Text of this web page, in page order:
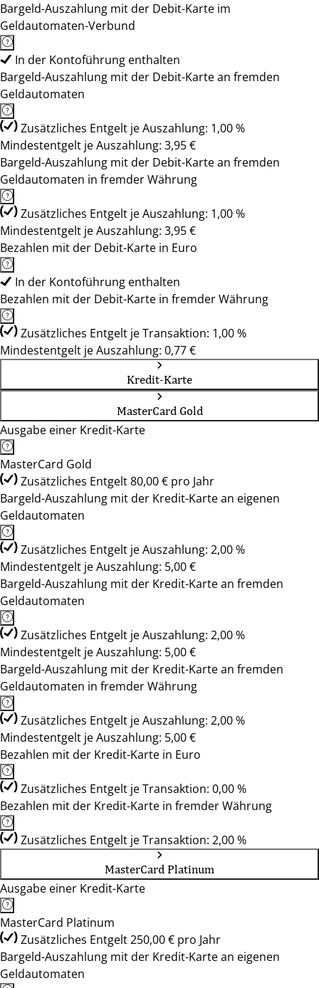
Bargeld-Auszahlung mit der Debit-Karte im
Geldautomaten-Verbund
In der Kontoführung enthalten
Bargeld-Auszahlung mit der Debit-Karte an fremden
Geldautomaten
Zusätzliches Entgelt je Auszahlung: 1,00 %
Mindestentgelt je Auszahlung: 3,95 €
Bargeld-Auszahlung mit der Debit-Karte an fremden
Geldautomaten in fremder Währung
Zusätzliches Entgelt je Auszahlung: 1,00 %
Mindestentgelt je Auszahlung: 3,95 €
Bezahlen mit der Debit-Karte in Euro
In der Kontoführung enthalten
Bezahlen mit der Debit-Karte in fremder Währung
Zusätzliches Entgelt je Transaktion: 1,00 %
Mindestentgelt je Auszahlung: 0,77 €
Kredit-Karte
MasterCard Gold
Ausgabe einer Kredit-Karte
MasterCard Gold
Zusätzliches Entgelt 80,00 € pro Jahr
Bargeld-Auszahlung mit der Kredit-Karte an eigenen
Geldautomaten
Zusätzliches Entgelt je Auszahlung: 2,00 %
Mindestentgelt je Auszahlung: 5,00 €
Bargeld-Auszahlung mit der Kredit-Karte an fremden
Geldautomaten
Zusätzliches Entgelt je Auszahlung: 2,00 %
Mindestentgelt je Auszahlung: 5,00 €
Bargeld-Auszahlung mit der Kredit-Karte an fremden
Geldautomaten in fremder Währung
Zusätzliches Entgelt je Auszahlung: 2,00 %
Mindestentgelt je Auszahlung: 5,00 €
Bezahlen mit der Kredit-Karte in Euro
Zusätzliches Entgelt je Transaktion: 0,00 %
Bezahlen mit der Kredit-Karte in fremder Währung
Zusätzliches Entgelt je Transaktion: 2,00 %
MasterCard Platinum
Ausgabe einer Kredit-Karte
MasterCard Platinum
Zusätzliches Entgelt 250,00 € pro Jahr
Bargeld-Auszahlung mit der Kredit-Karte an eigenen
Geldautomaten